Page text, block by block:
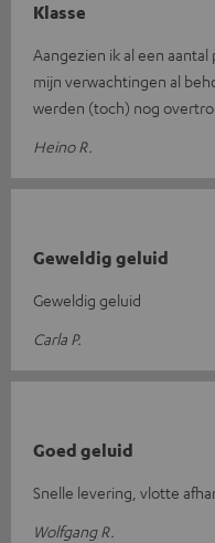
Klasse
Aangezien ik al een
mijn verwachtingen al
werden (toch) nog overtro
Heino R.
Geweldig geluid
Geweldig geluid
Carla P.
Goed geluid
Snelle levering, vlotte
Wolfgang R.